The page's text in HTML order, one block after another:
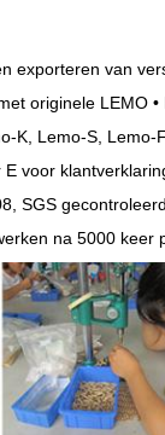
exporteren van
originele LEMO •
K, Lemo-S, Lemo-
voor
SGS
na 5000 keer